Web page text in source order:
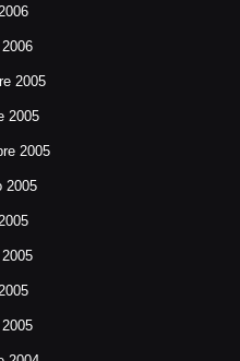
2005
2005
2005
2005